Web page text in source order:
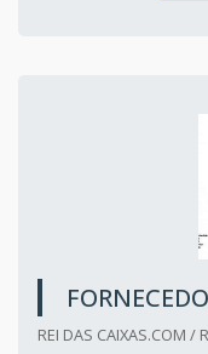
REI DAS CAIXAS.COM /